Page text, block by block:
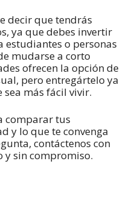
decir que tendrás
ya que debes invertir
estudiantes o personas
mudarse a corto
ofrecen la opción de
pero entregártelo ya
más fácil vivir.
comparar tus
y lo que te convenga
contáctenos con
y sin compromiso.